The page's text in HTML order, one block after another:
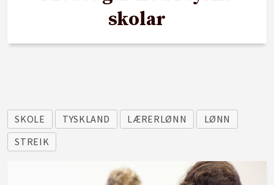
skolar
SKOLE TYSKLAND LÆRERLØNN
LØNN
STREIK